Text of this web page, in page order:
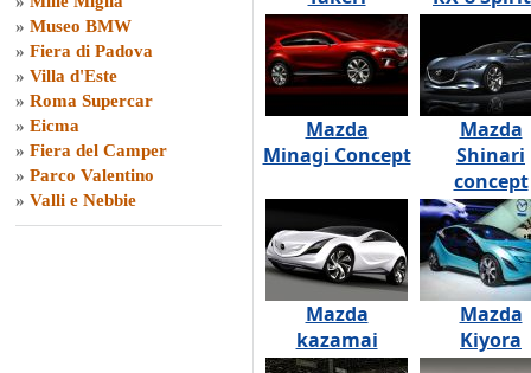
» Museo BMW
» Fiera di Padova
» Villa d'Este
» Roma Supercar
» Eicma
» Fiera del Camper
» Parco Valentino
» Valli e Nebbie
Mazda
Minagi Concept
Mazda
Shinari
concept
Mazda
kazamai
Mazda
Kiyora